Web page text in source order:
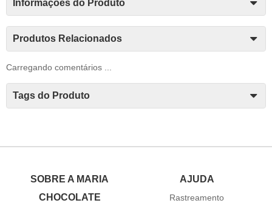
Informações do Produto
Produtos Relacionados
Carregando comentários ...
Tags do Produto
SOBRE A MARIA
CHOCOLATE
AJUDA
Rastreamento